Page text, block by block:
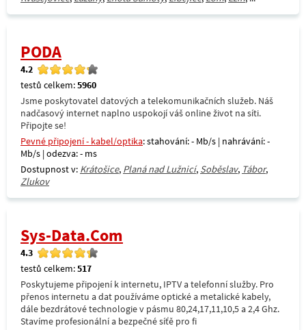
PODA
4.2
testů celkem:5960
Jsme poskytovatel datových a telekomunikačních služeb. Náš
nadčasový internet naplno uspokojí váš online život na síti.
Připojte se!
Pevné připojení - kabel/optika: stahování: - Mb/s | nahrávání: -
Mb/s | odezva: - ms
Dostupnost v: Krátošice, Planá nad Lužnicí, Soběslav, Tábor,
Zlukov
Sys-Data.Com
4.3
testů celkem:517
Poskytujeme připojení k internetu, IPTV a telefonní služby. Pro
přenos internetu a dat používáme optické a metalické kabely,
dále bezdrátové technologie v pásmu 80,24,17,11,10,5 a 2,4 Ghz.
Stavíme profesionální a bezpečné síťě pro fi